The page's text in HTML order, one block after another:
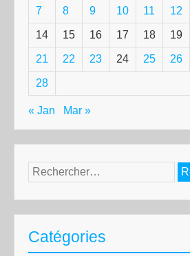
7 8 9 10 11 12
14 15 16 17 18 19
21 22 23 24 25 26
28
« Jan Mar »
Rechercher :
Catégories